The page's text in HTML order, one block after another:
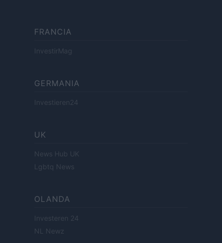
FRANCIA
InvestirMag
GERMANIA
Investieren24
UK
News Hub UK
Lgbtq News
OLANDA
Investeren 24
NL Newz